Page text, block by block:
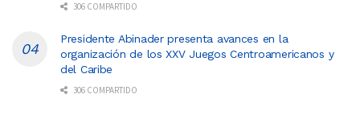
306 COMPARTIDO
Presidente Abinader presenta avances en la
organización de los XXV Juegos Centroamericanos y
del Caribe
306 COMPARTIDO